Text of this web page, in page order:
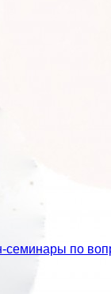
семинары по